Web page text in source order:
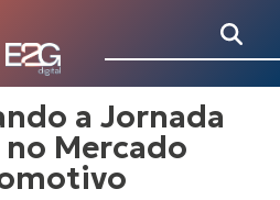
a Jornada
Mercado